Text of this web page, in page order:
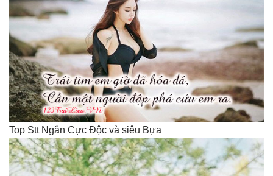
Top Stt Ngắn Cực Độc và siêu Bựa